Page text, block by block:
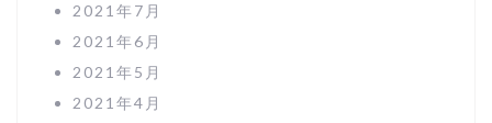
2021年7月
2021年6月
2021年5月
2021年4月